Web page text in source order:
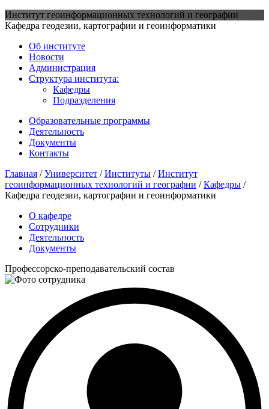
Институт геоинформационных технологий и географии
Кафедра геодезии, картографии и геоинформатики
Об институте
Новости
Администрация
Структура института:
Кафедры
Подразделения
Образовательные программы
Деятельность
Документы
Контакты
Главная /Университет /Институты /Институт
геоинформационных технологий и географии /Кафедры /
Кафедра геодезии, картографии и геоинформатики
О кафедре
Сотрудники
Деятельность
Документы
Профессорско-преподавательский состав